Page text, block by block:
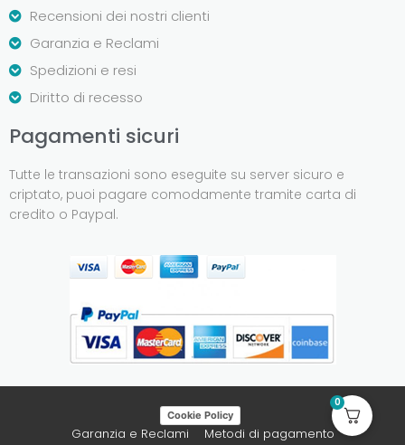
Recensioni dei nostri clienti
Garanzia e Reclami
Spedizioni e resi
Diritto di recesso
Pagamenti sicuri
Tutte le transazioni sono eseguite su server sicuro e
criptato, puoi pagare comodamente tramite carta di
credito o Paypal.
Cookie Policy
Garanzia e Reclami
Metodi di pagamento
0